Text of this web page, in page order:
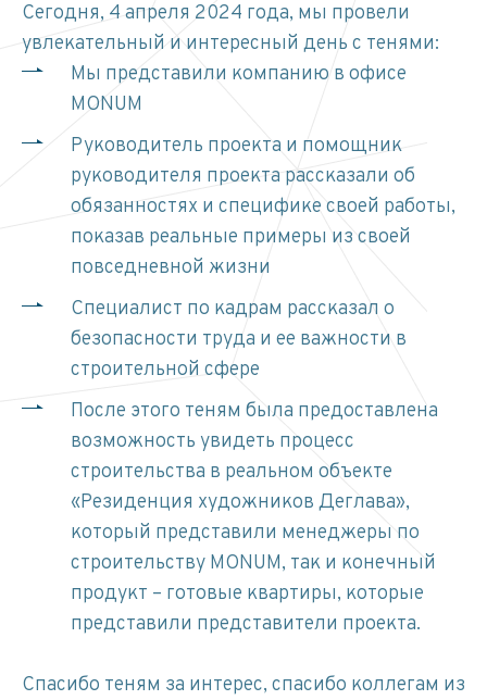
Сегодня, 4 апреля 2024 года, мы провели
увлекательный и интересный день с тенями:
Мы представили компанию в офисе
MONUM
Руководитель проекта и помощник
руководителя проекта рассказали об
обязанностях и специфике своей работы,
показав реальные примеры из своей
повседневной жизни
Специалист по кадрам рассказал о
безопасности труда и ее важности в
строительной сфере
После этого теням была предоставлена ​​
возможность увидеть процесс
строительства в реальном объекте
«Резиденция художников Деглава»,
который представили менеджеры по
строительству MONUM, так и конечный
продукт – готовые квартиры, которые
представили представители проекта.
Спасибо теням за интерес, спасибо коллегам из